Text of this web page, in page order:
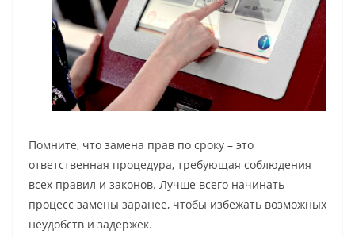
Помните, что замена прав по сроку – это
ответственная процедура, требующая соблюдения
всех правил и законов. Лучше всего начинать
процесс замены заранее, чтобы избежать возможных
неудобств и задержек.